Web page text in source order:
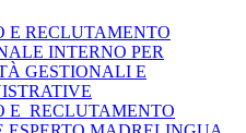
E RECLUTAMENTO
INTERNO PER
GESTIONALI E
E RECLUTAMENTO